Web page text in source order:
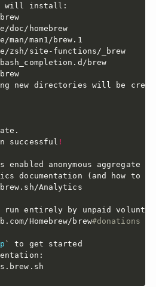
will install:
homebrew
man1/brew.1
zsh/site-functions/_brew
brew
!
enabled anonymous aggregate
documentation
( and how to
Analytics
run entirely by unpaid
Homebrew/brew
#donations
`
to get started